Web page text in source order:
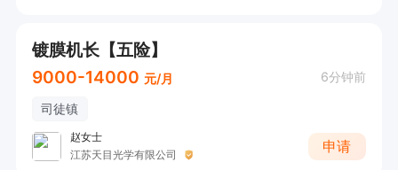
镀膜机长【五险】
9000-14000 元/月 6分钟前
司徒镇
赵女士
江苏天目光学有限公司
申请